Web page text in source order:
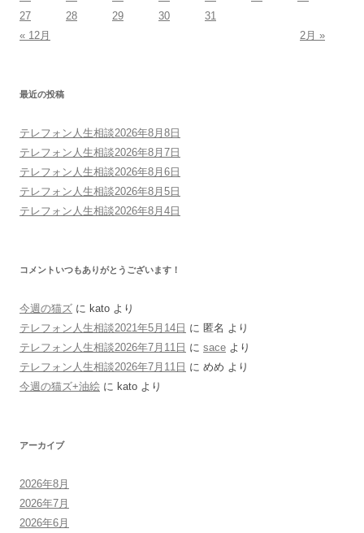
27
28 29 30
31
« 12月
2月 »
最近の投稿
テレフォン人生相談2026年8月8日
テレフォン人生相談2026年8月7日
テレフォン人生相談2026年8月6日
テレフォン人生相談2026年8月5日
テレフォン人生相談2026年8月4日
コメントいつもありがとうございます！
今週の猫ズ に kato より
テレフォン人生相談2021年5月14日 に 匿名 より
テレフォン人生相談2026年7月11日 に sace より
テレフォン人生相談2026年7月11日 に めめ より
今週の猫ズ+油絵 に kato より
アーカイブ
2026年8月
2026年7月
2026年6月